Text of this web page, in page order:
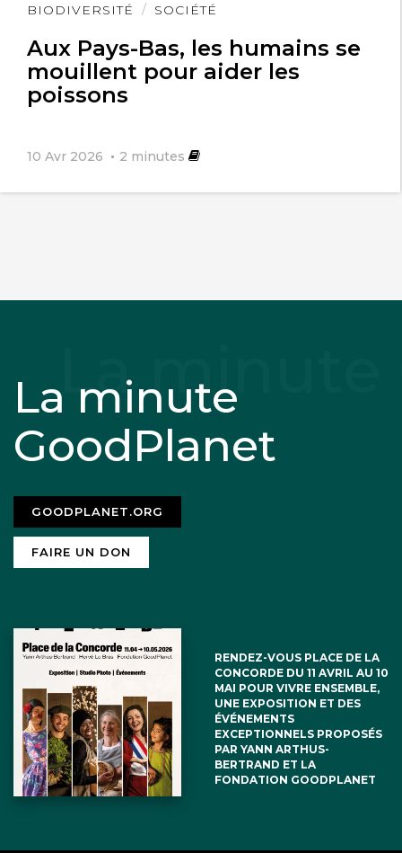
BIODIVERSITÉ SOCIÉTÉ
Aux Pays-Bas, les humains se
mouillent pour aider les
poissons
10 Avr 2026 2 minutes
Lire
La minute
GoodPlanet
GOODPLANET.ORG
FAIRE UN DON
RENDEZ-VOUS PLACE DE LA
CONCORDE DU 11 AVRIL AU 10
MAI POUR VIVRE ENSEMBLE,
UNE EXPOSITION ET DES
ÉVÉNEMENTS
EXCEPTIONNELS PROPOSÉS
PAR YANN ARTHUS-
BERTRAND ET LA
FONDATION GOODPLANET